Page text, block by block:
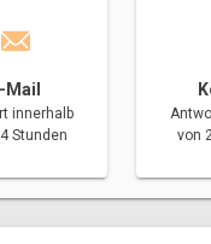
Mail
innerhalb
Stunden
von